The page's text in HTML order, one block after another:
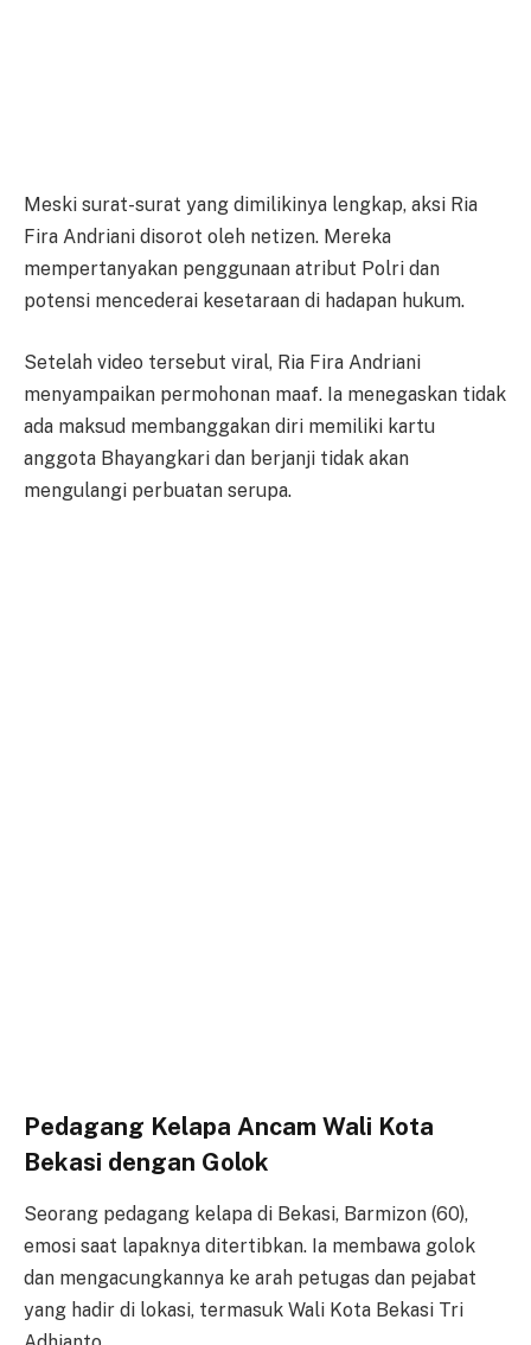
Meski surat-surat yang dimilikinya lengkap, aksi Ria
Fira Andriani disorot oleh netizen. Mereka
mempertanyakan penggunaan atribut Polri dan
potensi mencederai kesetaraan di hadapan hukum.
Setelah video tersebut viral, Ria Fira Andriani
menyampaikan permohonan maaf. Ia menegaskan tidak
ada maksud membanggakan diri memiliki kartu
anggota Bhayangkari dan berjanji tidak akan
mengulangi perbuatan serupa.
Pedagang Kelapa Ancam Wali Kota
Bekasi dengan Golok
Seorang pedagang kelapa di Bekasi, Barmizon (60),
emosi saat lapaknya ditertibkan. Ia membawa golok
dan mengacungkannya ke arah petugas dan pejabat
yang hadir di lokasi, termasuk Wali Kota Bekasi Tri